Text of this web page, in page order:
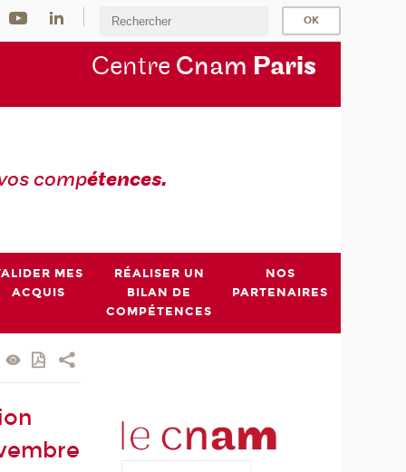
Centre Cnam Paris
compétences.
MES
ACQUIS
RÉALISER UN
BILAN DE
COMPÉTENCES
NOS
PARTENAIRES